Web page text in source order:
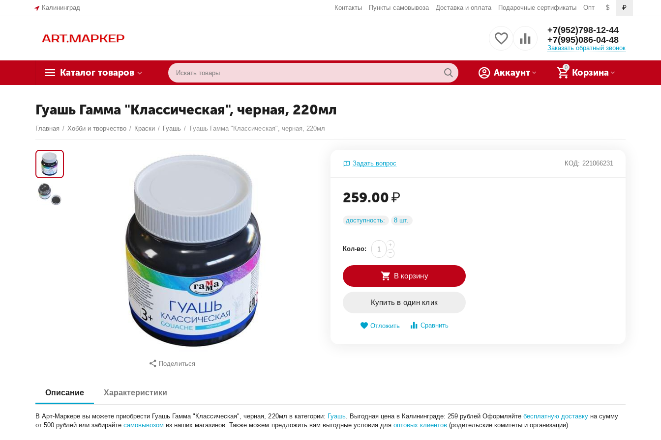
Калининград $ ₽
Контакты Пункты самовывоза Доставка и оплата Подарочные сертификаты Опт
+7(952)798-12-44
+7(995)086-04-48
Заказать обратный звонок
Каталог товаров
0
Корзина
Аккаунт
Гуашь Гамма "Классическая", черная, 220мл
Главная / Хобби и творчество / Краски / Гуашь / Гуашь Гамма "Классическая", черная, 220мл
Поделиться
Задать вопрос КОД: 221066231
259.00₽
доступность: 8 шт.
Кол-во:
+
−
В корзину
Купить в один клик
Отложить Сравнить
Описание Характеристики
В Арт-Маркере вы можете приобрести Гуашь Гамма "Классическая", черная, 220мл в категории: Гуашь. Выгодная цена в Калининграде: 259 рублей Оформляйтебесплатную доставку на сумму
от 500 рублей или забирайтесамовывозом из наших магазинов. Также можем предложить вам выгодные условия для оптовых клиентов(родительские комитеты и организации).